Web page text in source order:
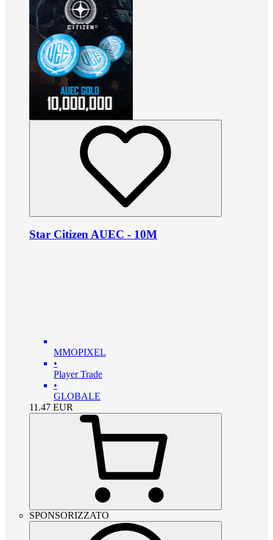
Star Citizen AUEC - 10M
MMOPIXEL
•
Player Trade
•
GLOBALE
11.47 EUR
SPONSORIZZATO